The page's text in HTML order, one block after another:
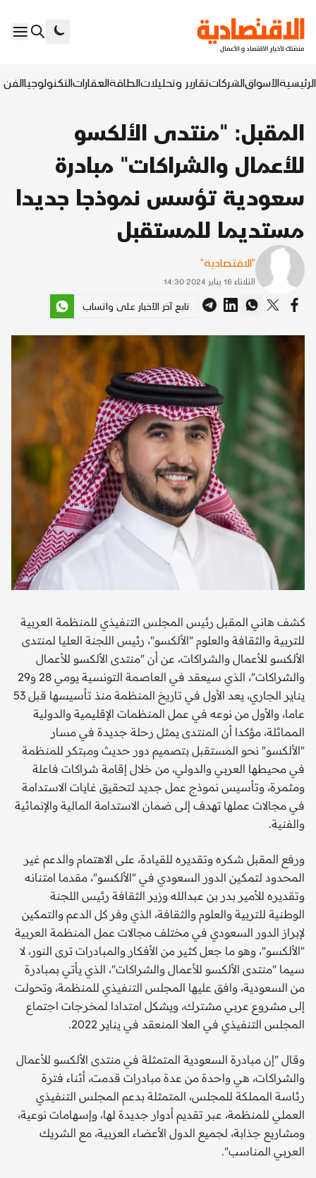
الرئيسيةالأسواقالشركاتتقارير وتحليلاتالطاقةالعقاراتالتكنولوجياالفن
المقبل: "منتدى الألكسو
للأعمال والشراكات" مبادرة
سعودية تؤسس نموذجا جديدا
مستديما للمستقبل
"الاقتصادية"
الثلاثاء 16 يناير 2024 14:30
تابع آخر الأخبار على واتساب
كشف هاني المقبل رئيس المجلس التنفيذي للمنظمة العربية
للتربية والثقافة والعلوم "الألكسو"، رئيس اللجنة العليا لمنتدى
الألكسو للأعمال والشراكات، عن أن "منتدى الألكسو للأعمال
والشراكات"، الذي سيعقد في العاصمة التونسية يومي 28 و29
يناير الجاري، يعد الأول في تاريخ المنظمة منذ تأسيسها قبل 53
عاما، والأول من نوعه في عمل المنظمات الإقليمية والدولية
المماثلة، مؤكدا أن المنتدى يمثل رحلة جديدة في مسار
"الألكسو" نحو المستقبل بتصميم دور حديث ومبتكر للمنظمة
في محيطها العربي والدولي، من خلال إقامة شراكات فاعلة
ومثمرة، وتأسيس نموذج عمل جديد لتحقيق غايات الاستدامة
في مجالات عملها تهدف إلى ضمان الاستدامة المالية والإنمائية
والفنية.
ورفع المقبل شكره وتقديره للقيادة، على الاهتمام والدعم غير
المحدود لتمكين الدور السعودي في "الألكسو"، مقدما امتنانه
وتقديره للأمير بدر بن عبدالله وزير الثقافة رئيس اللجنة
الوطنية للتربية والعلوم والثقافة، الذي وفر كل الدعم والتمكين
لإبراز الدور السعودي في مختلف مجالات عمل المنظمة العربية
"الألكسو"، وهو ما جعل كثير من الأفكار والمبادرات ترى النور، لا
سيما "منتدى الألكسو للأعمال والشراكات"، الذي يأتي بمبادرة
من السعودية، وافق عليها المجلس التنفيذي للمنظمة، وتحولت
إلى مشروع عربي مشترك، ويشكل امتدادا لمخرجات اجتماع
المجلس التنفيذي في العلا المنعقد في يناير 2022.
وقال "إن مبادرة السعودية المتمثلة في منتدى الألكسو للأعمال
والشراكات، هي واحدة من عدة مبادرات قدمت، أثناء فترة
رئاسة المملكة للمجلس، المتمثلة بدعم المجلس التنفيذي
العملي للمنظمة، عبر تقديم أدوار جديدة لها، وإسهامات نوعية،
ومشاريع جذابة، لجميع الدول الأعضاء العربية، مع الشريك
العربي المناسب".